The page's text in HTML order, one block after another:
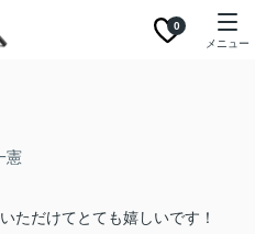
0
メニュー
憲
ただけてとても嬉しいです！